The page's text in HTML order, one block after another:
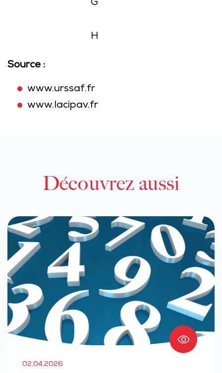
G
H
Source :
www.urssaf.fr
www.lacipav.fr
Découvrez aussi
02.04.2026